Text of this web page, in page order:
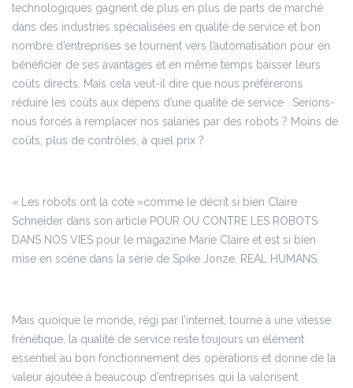
technologiques gagnent de plus en plus de parts de marché
dans des industries spécialisées en qualité de service et bon
nombre d’entreprises se tournent vers l’automatisation pour en
bénéficier de ses avantages et en même temps baisser leurs
coûts directs. Mais cela veut-il dire que nous préférerons
réduire les coûts aux dépens d’une qualité de service . Serions-
nous forcés à remplacer nos salariés par des robots ? Moins de
coûts, plus de contrôles, à quel prix ?
« Les robots ont la cote »comme le décrit si bien Claire
Schneider dans son article POUR OU CONTRE LES ROBOTS
DANS NOS VIES pour le magazine Marie Claire et est si bien
mise en scène dans la série de Spike Jonze, REAL HUMANS.
Mais quoique le monde, régi par l’internet, tourne à une vitesse
frénétique, la qualité de service reste toujours un élément
essentiel au bon fonctionnement des opérations et donne de la
valeur ajoutée à beaucoup d’entreprises qui la valorisent